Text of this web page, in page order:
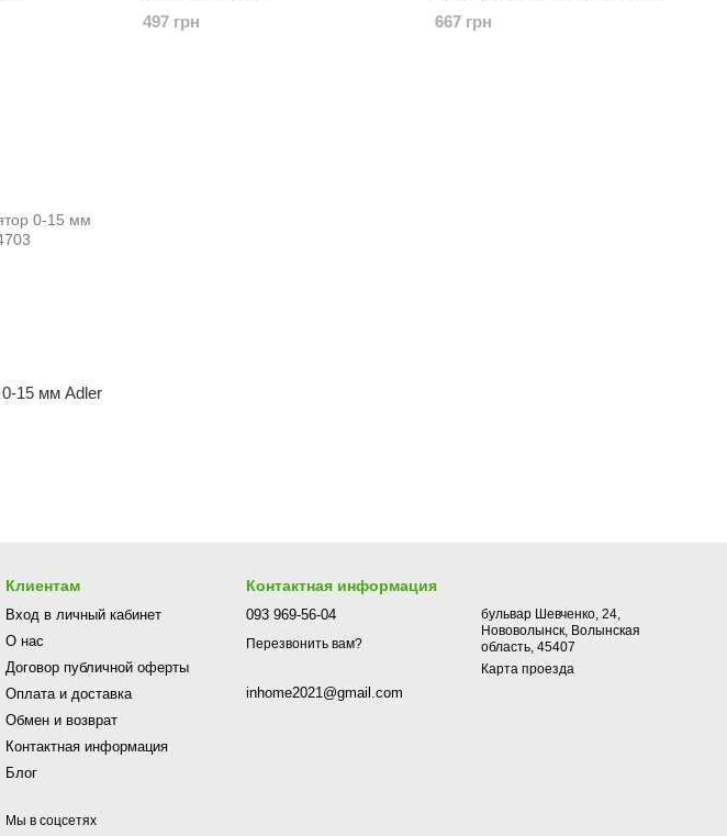
497 грн
667 грн
15 мм Adler
Клиентам
Вход в личный кабинет
О нас
Договор публичной оферты
Оплата и доставка
Обмен и возврат
Контактная информация
Блог
Мы в соцсетях
Контактная информация
093 969-56-04
Перезвонить вам?
inhome2021@gmail.com
бульвар Шевченко, 24,
Нововолынск, Волынская
область, 45407
Карта проезда